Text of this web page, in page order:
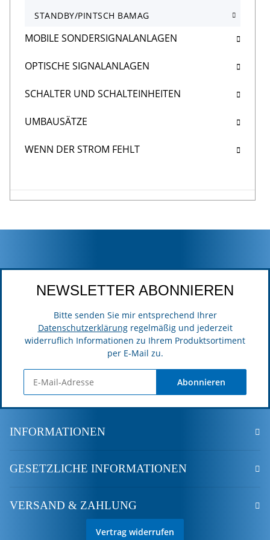
STANDBY/PINTSCH BAMAG
MOBILE SONDERSIGNALANLAGEN
OPTISCHE SIGNALANLAGEN
SCHALTER UND SCHALTEINHEITEN
UMBAUSÄTZE
WENN DER STROM FEHLT
NEWSLETTER ABONNIEREN
Bitte senden Sie mir entsprechend Ihrer
Datenschutzerklärungregelmäßig und jederzeit
widerruflich Informationen zu Ihrem Produktsortiment
per E-Mail zu.
Abonnieren
INFORMATIONEN
GESETZLICHE INFORMATIONEN
VERSAND & ZAHLUNG
Vertrag widerrufen